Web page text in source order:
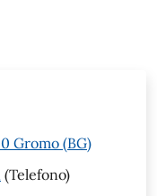
Gromo (BG)
(Telefono)